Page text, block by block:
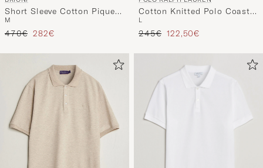
Short Sleeve Cotton Piquet
M
Regulärer Preis
470€ Reduzierter Preis
282€
Cotton Knitted Polo Coastal
Beige
L
Regulärer Preis
245€ Reduzierter Preis
122,50€